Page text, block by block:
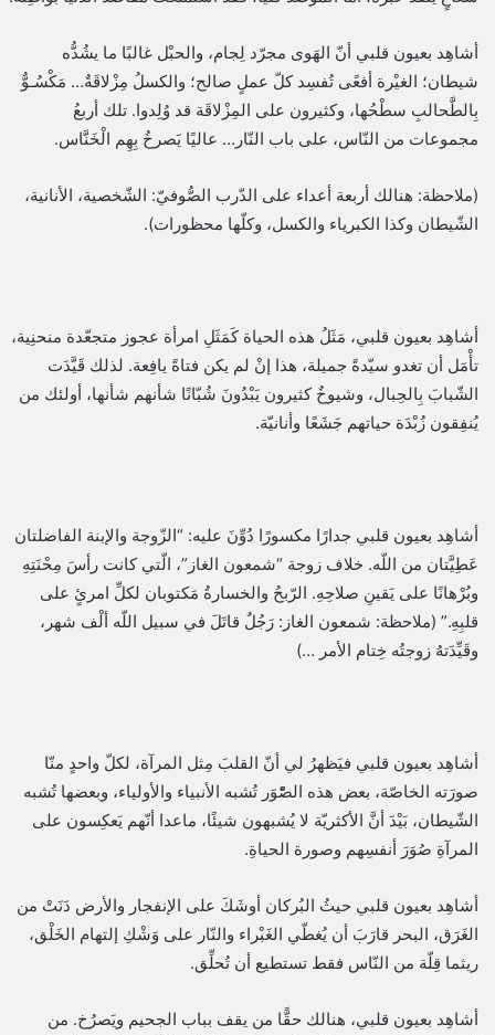
أشاهِد بعيون قلبي أنّ الهَوى مجرّد لِجام، والحبْل غالبًا ما يشُدُّه
شيطان؛ الغيْرة أفعًى تُفسِد كلّ عملٍ صالح؛ والكسلُ مِزْلاقَةٌ… مَكْسُـوٌّ
بِالطَّحالبِ سطْحُها، وكثيرون على المِزْلاقَة قد وُلِدوا. تلك أربعُ
مجموعات من النّاس، على باب النّار… عاليًا يَصرخُ بِهِم الْخَنَّاس.
(ملاحظة: هنالك أربعة أعداء على الدّرب الصُّوفيّ: الشّخصية، الأنانية،
الشّيطان وكذا الكبرياء والكسل، وكلّها محظورات).
أشاهِد بعيون قلبي، مَثَلُ هذه الحياة كَمَثَلِ امرأة عجوز متجعّدة منحنِية،
تأْمَل أن تغدو سيّدةً جميلة، هذا إنْ لم يكن فتاةً يافِعة. لذلك قَيَّدَت
الشّبابَ بِالحِبال، وشيوخٌ كثيرون يَبْدُونَ شُبّانًا شأنهم شأنها، أولئك من
يُنفِقون زُبْدَة حياتهم جَشَعًا وأنانيّة.
أشاهِد بعيون قلبي جدارًا مكسورًا دُوِّنَ عليه: “الزّوجة والإبنة الفاضلتان
عَطِيَّتان من اللّه. خلاف زوجة “شمعون الغاز”، الّتي كانت رأسَ مِحْنَتِهِ
وبُرْهانًا على يَقينِ صلاحِهِ. الرّبحُ والخسارةُ مَكتوبان لكلِّ امرئٍ على
قلبِهِ.” (ملاحظة: شمعون الغاز: رَجُلٌ قاتَلَ في سبيل اللّه ألْف شهر،
وقَيِّدَتهُ زوجتُه خِتام الأمر …)
أشاهِد بعيون قلبي فيَظهرُ لي أنّ القلبَ مِثل المرآة، لكلّ واحدٍ منّا
صورَته الخاصّة، بعض هذه الصّْوَر تُشبه الأنبياء والأولياء، وبعضها تُشبه
الشّيطان، بَيْدَ أنَّ الأكثريّة لا يُشبهون شيئًا، ماعدا أنّهم يَعكِسون على
المرآةِ صُوَرَ أنفسِهم وصورة الحياةِ.
أشاهِد بعيون قلبي حيثُ البُركان أوشَكَ على الإنفجار والأرض دَنَتْ من
الغَرَق، البحر قارَبَ أن يُغطّي الغَبْراء والنّار على وَشْكِ إلتهام الخَلْق،
ريثما قِلّة من النّاس فقط تستطيع أن تُحلِّق.
أشاهِد بعيون قلبي، هنالك حقًّا من يقف بباب الجحيم ويَصرُخ. من